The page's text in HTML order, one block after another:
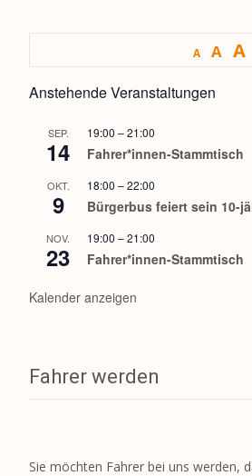
A A A
Anstehende Veranstaltungen
SEP.
14
19:00 –21:00
Fahrer*innen-Stammtisch
OKT.
9
18:00 –22:00
Bürgerbus feiert sein 10-
NOV.
23
19:00 –21:00
Fahrer*innen-Stammtisch
Kalender anzeigen
Fahrer werden
Sie möchten Fahrer bei uns werden,